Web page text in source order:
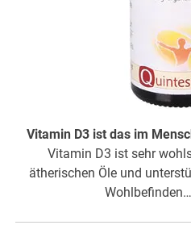
Vitamin D3 ist das im
Vitamin D3 ist sehr
ätherischen Öle und
Wohlbefinden…